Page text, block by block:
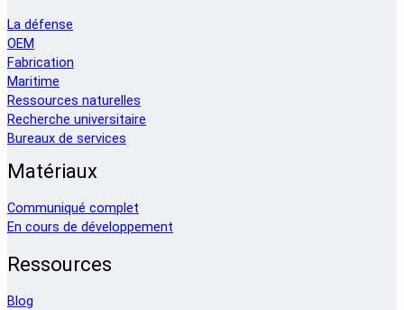
La défense
OEM
Fabrication
Maritime
Ressources naturelles
Recherche universitaire
Bureaux de services
Matériaux
Communiqué complet
En cours de développement
Ressources
Blog